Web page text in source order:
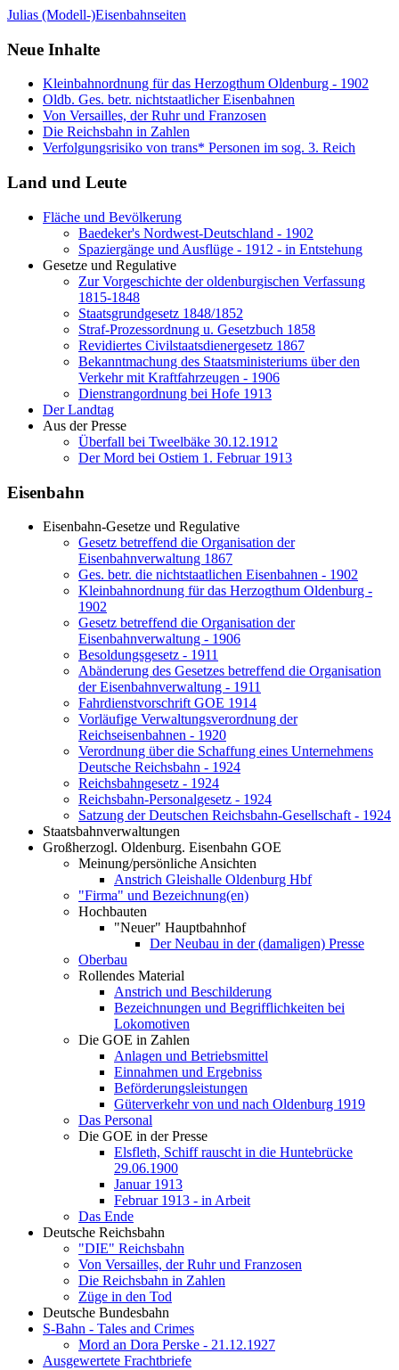
Julias (Modell-)Eisenbahnseiten
Neue Inhalte
Kleinbahnordnung für das Herzogthum Oldenburg - 1902
Oldb. Ges. betr. nichtstaatlicher Eisenbahnen
Von Versailles, der Ruhr und Franzosen
Die Reichsbahn in Zahlen
Verfolgungsrisiko von trans* Personen im sog. 3. Reich
Land und Leute
Fläche und Bevölkerung
Baedeker's Nordwest-Deutschland - 1902
Spaziergänge und Ausflüge - 1912 - in Entstehung
Gesetze und Regulative
Zur Vorgeschichte der oldenburgischen Verfassung
1815-1848
Staatsgrundgesetz 1848/1852
Straf-Prozessordnung u. Gesetzbuch 1858
Revidiertes Civilstaatsdienergesetz 1867
Bekanntmachung des Staatsministeriums über den
Verkehr mit Kraftfahrzeugen - 1906
Dienstrangordnung bei Hofe 1913
Der Landtag
Aus der Presse
Überfall bei Tweelbäke 30.12.1912
Der Mord bei Ostiem 1. Februar 1913
Eisenbahn
Eisenbahn-Gesetze und Regulative
Gesetz betreffend die Organisation der
Eisenbahnverwaltung 1867
Ges. betr. die nichtstaatlichen Eisenbahnen - 1902
Kleinbahnordnung für das Herzogthum Oldenburg -
1902
Gesetz betreffend die Organisation der
Eisenbahnverwaltung - 1906
Besoldungsgesetz - 1911
Abänderung des Gesetzes betreffend die Organisation
der Eisenbahnverwaltung - 1911
Fahrdienstvorschrift GOE 1914
Vorläufige Verwaltungsverordnung der
Reichseisenbahnen - 1920
Verordnung über die Schaffung eines Unternehmens
Deutsche Reichsbahn - 1924
Reichsbahngesetz - 1924
Reichsbahn-Personalgesetz - 1924
Satzung der Deutschen Reichsbahn-Gesellschaft - 1924
Staatsbahnverwaltungen
Großherzogl. Oldenburg. Eisenbahn GOE
Meinung/persönliche Ansichten
Anstrich Gleishalle Oldenburg Hbf
"Firma" und Bezeichnung(en)
Hochbauten
"Neuer" Hauptbahnhof
Der Neubau in der (damaligen) Presse
Oberbau
Rollendes Material
Anstrich und Beschilderung
Bezeichnungen und Begrifflichkeiten bei
Lokomotiven
Die GOE in Zahlen
Anlagen und Betriebsmittel
Einnahmen und Ergebniss
Beförderungsleistungen
Güterverkehr von und nach Oldenburg 1919
Das Personal
Die GOE in der Presse
Elsfleth, Schiff rauscht in die Huntebrücke
29.06.1900
Januar 1913
Februar 1913 - in Arbeit
Das Ende
Deutsche Reichsbahn
"DIE" Reichsbahn
Von Versailles, der Ruhr und Franzosen
Die Reichsbahn in Zahlen
Züge in den Tod
Deutsche Bundesbahn
S-Bahn - Tales and Crimes
Mord an Dora Perske - 21.12.1927
Ausgewertete Frachtbriefe